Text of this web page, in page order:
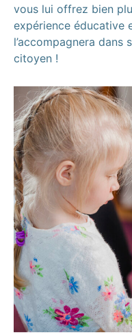
vous lui offrez bien
expérience éducative
l’accompagnera dans
citoyen !